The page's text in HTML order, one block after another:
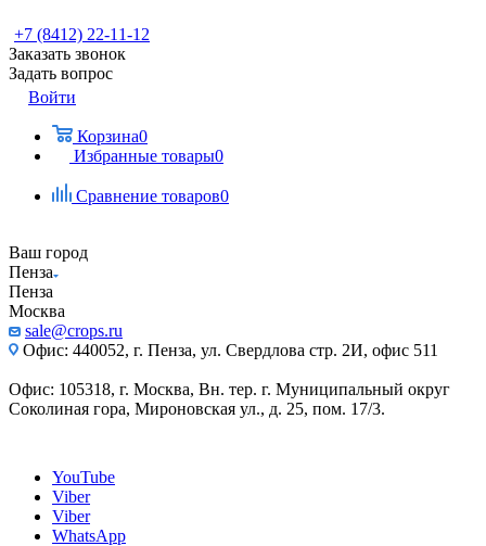
+7 (8412) 22-11-12
Заказать звонок
Задать вопрос
Войти
Корзина0
Избранные товары0
Сравнение товаров0
Ваш город
Пенза
Пенза
Москва
sale@crops.ru
Офис: 440052, г. Пенза, ул. Свердлова стр. 2И, офис 511
Офис: 105318, г. Москва, Вн. тер. г. Муниципальный округ
Соколиная гора, Мироновская ул., д. 25, пом. 17/3.
YouTube
Viber
Viber
WhatsApp